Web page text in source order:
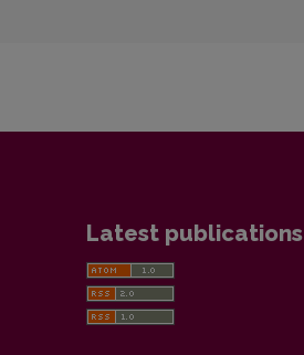
Latest publications